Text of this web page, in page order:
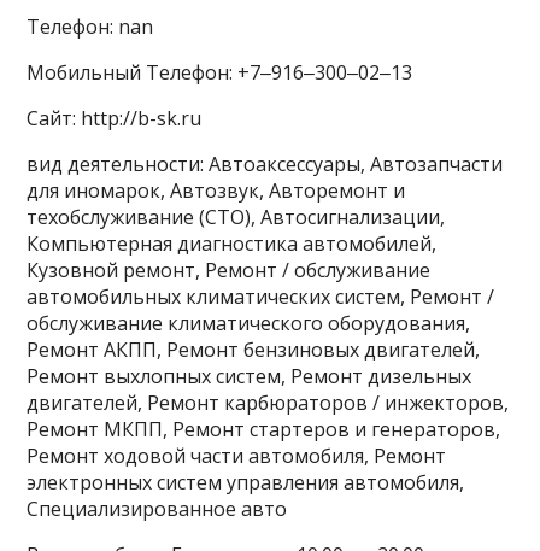
Телефон: nan
Мобильный Телефон: +7‒916‒300‒02‒13
Сайт: http://b-sk.ru
вид деятельности: Автоаксессуары, Автозапчасти
для иномарок, Автозвук, Авторемонт и
техобслуживание (СТО), Автосигнализации,
Компьютерная диагностика автомобилей,
Кузовной ремонт, Ремонт / обслуживание
автомобильных климатических систем, Ремонт /
обслуживание климатического оборудования,
Ремонт АКПП, Ремонт бензиновых двигателей,
Ремонт выхлопных систем, Ремонт дизельных
двигателей, Ремонт карбюраторов / инжекторов,
Ремонт МКПП, Ремонт стартеров и генераторов,
Ремонт ходовой части автомобиля, Ремонт
электронных систем управления автомобиля,
Специализированное авто